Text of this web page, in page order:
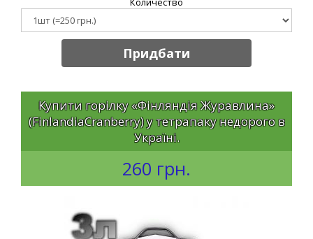
Придбати
Купити горілку «Фінляндія Журавлина»
(FinlandiaCranberry) у тетрапаку недорого в
Україні.
260 грн.